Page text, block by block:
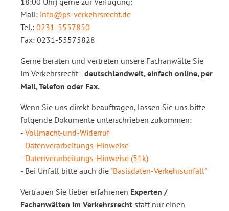
Mail: info@ps-verkehrsrecht.de
Tel.: 0231-5557850
Fax: 0231-55575828
Gerne beraten und vertreten unsere Fachanwälte Sie
im Verkehrsrecht - deutschlandweit, einfach online, per
Mail, Telefon oder Fax.
Wenn Sie uns direkt beauftragen, lassen Sie uns bitte
folgende Dokumente unterschrieben zukommen:
- Vollmacht-und-Widerruf
- Datenverarbeitungs-Hinweise
- Datenverarbeitungs-Hinweise (51k)
- Bei Unfall bitte auch die "Basisdaten-Verkehrsunfall"
Vertrauen Sie lieber erfahrenen Experten /
Fachanwälten im Verkehrsrecht statt nur einen